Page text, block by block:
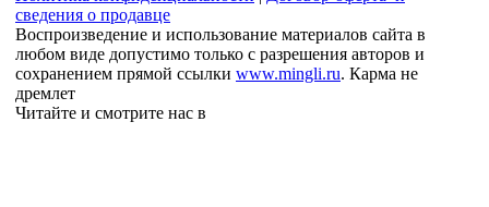
сведения о продавце
Воспроизведение и использование материалов сайта в
любом виде допустимо только с разрешения авторов и
сохранением прямой ссылки www.mingli.ru. Карма не
дремлет
Читайте и смотрите нас в